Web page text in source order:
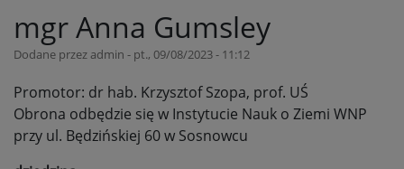
mgr Anna Gumsley
Dodane przez admin - pt., 09/08/2023 - 11:12
Promotor: dr hab. Krzysztof Szopa, prof. UŚ
Obrona odbędzie się w Instytucie Nauk o Ziemi WNP
przy ul. Będzińskiej 60 w Sosnowcu